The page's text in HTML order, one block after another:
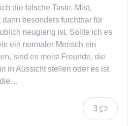
die falsche Taste. Mist,
besonders furchtbar für
neugierig ist. Sollte ich es
ein normaler Mensch ein
sind es meist Freunde, die
in Aussicht stellen oder es ist
die…
3